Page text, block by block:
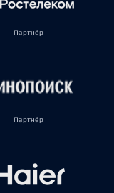
Партнёр
Партнёр